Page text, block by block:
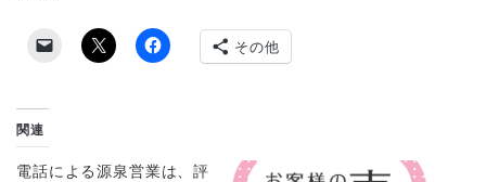
その他
関連
電話による源泉営業は、評